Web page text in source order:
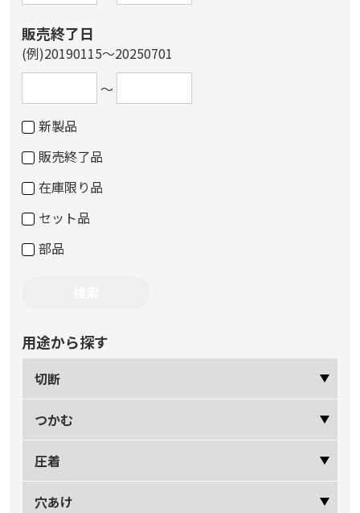
販売終了日
(例)20190115～20250701
～
新製品
販売終了品
在庫限り品
セット品
部品
用途から探す
切断
つかむ
圧着
穴あけ